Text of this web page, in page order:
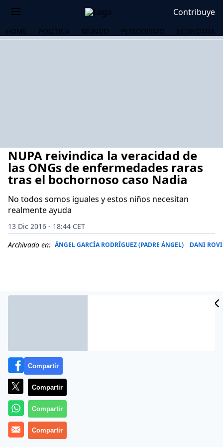
Contribuye
HOME POLÍTICA MUNDO PERIODISMO ECONOMÍA
NUPA reivindica la veracidad de
las ONGs de enfermedades raras
tras el bochornoso caso Nadia
No todos somos iguales y estos niños necesitan
realmente ayuda
13 Dic 2016 - 18:44 CET
Archivado en: ÁNGEL GARCÍA RODRÍGUEZ (PADRE ÁNGEL) DANI
Más información
Compartir
Compartir
Compartir
Compartir